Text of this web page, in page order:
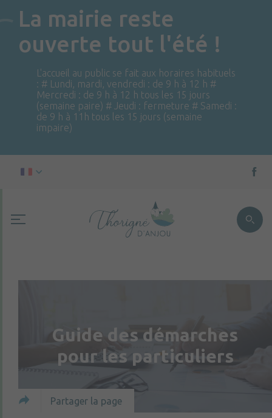
La mairie reste
ouverte tout l'été !
L'accueil au public se fait aux horaires habituels
: # Lundi, mardi, vendredi : de 9 h à 12 h #
Mercredi : de 9 h à 12 h tous les 15 jours
(semaine paire) # Jeudi : fermeture # Samedi :
de 9 h à 11h tous les 15 jours (semaine
impaire)
Guide des démarches
pour les particuliers
Partager la page